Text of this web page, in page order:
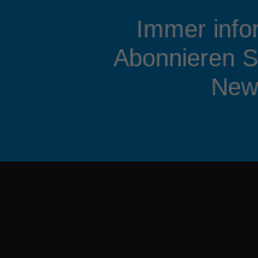
Immer
Abonnieren